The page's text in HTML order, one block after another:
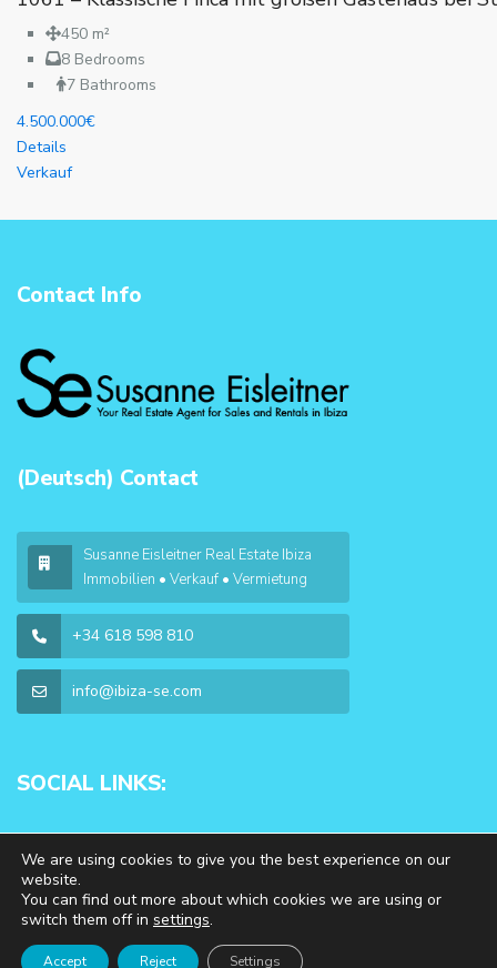
450 m²
8 Bedrooms
7 Bathrooms
4.500.000€
Details
Verkauf
Contact Info
(Deutsch) Contact
Susanne Eisleitner Real Estate Ibiza
Immobilien • Verkauf • Vermietung
+34 618 598 810
info@ibiza-se.com
SOCIAL LINKS:
Impressum & Datenschutz
We are using cookies to give you the best experience on our
website.
You can find out more about which cookies we are using or
switch them off in settings.
Accept Reject Settings